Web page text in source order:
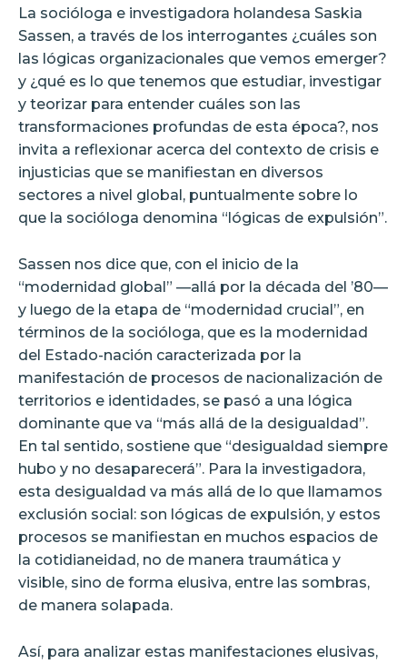
La socióloga e investigadora holandesa Saskia
Sassen, a través de los interrogantes ¿cuáles son
las lógicas organizacionales que vemos emerger?
y ¿qué es lo que tenemos que estudiar, investigar
y teorizar para entender cuáles son las
transformaciones profundas de esta época?, nos
invita a reflexionar acerca del contexto de crisis e
injusticias que se manifiestan en diversos
sectores a nivel global, puntualmente sobre lo
que la socióloga denomina “lógicas de expulsión”.
Sassen nos dice que, con el inicio de la
“modernidad global” —allá por la década del ’80—
y luego de la etapa de “modernidad crucial”, en
términos de la socióloga, que es la modernidad
del Estado-nación caracterizada por la
manifestación de procesos de nacionalización de
territorios e identidades, se pasó a una lógica
dominante que va “más allá de la desigualdad”.
En tal sentido, sostiene que “desigualdad siempre
hubo y no desaparecerá”. Para la investigadora,
esta desigualdad va más allá de lo que llamamos
exclusión social: son lógicas de expulsión, y estos
procesos se manifiestan en muchos espacios de
la cotidianeidad, no de manera traumática y
visible, sino de forma elusiva, entre las sombras,
de manera solapada.
Así, para analizar estas manifestaciones elusivas,